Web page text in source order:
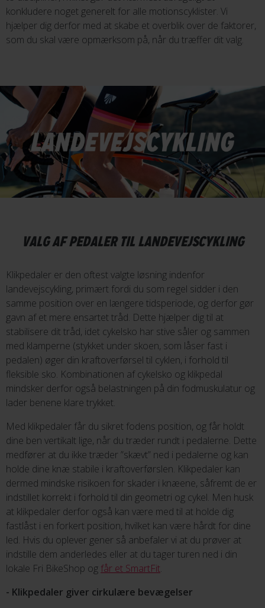
konkludere noget generelt for alle motionscyklister. Vi
hjælper dig derfor med at skabe et overblik over de faktorer,
som du skal være opmærksom på, når du træffer dit valg.
VALG AF PEDALER TIL LANDEVEJSCYKLING
Klikpedaler er den oftest valgte løsning indenfor
landevejscykling, primært fordi du som regel sidder i den
samme position over en længere tidsperiode, og derfor gør
gavn af et mere ensartet tråd. Dette hjælper dig til at
stabilisere dit tråd, idet cykelsko har stive såler og sammen
med klamperne (stykket under skoen, som låser fast i
pedalen) øger din kraftoverførsel til cyklen, i forhold til
fleksible sko. Kombinationen af cykelsko og klikpedal
mindsker derfor også belastningen på din fodmuskulatur og
lader benene klare trykket.
Med klikpedaler får du sikret fodens position, og får holdt
dine ben vertikalt lige, når du træder rundt i pedalerne. Dette
medfører at du ikke træder ”skævt” ned i pedalerne og kan
holde dine knæ stabile i kraftoverførslen. Klikpedaler kan
dermed mindske risikoen for skader i knæene, såfremt de er
indstillet korrekt i forhold til din geometri og cykel. Men husk
at klikpedaler derfor også kan være med til at holde dig
fastlåst i en forkert position, hvilket kan være hårdt for dine
led. Hvis du oplever gener så anbefaler vi at du prøver at
indstille dem anderledes eller at du tager turen ned i din
lokale Fri BikeShop og får et SmartFit.
- Klikpedaler giver cirkulære bevægelser